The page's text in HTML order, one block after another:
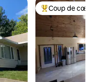
appréciés Coups de cœur
Coup de cœur